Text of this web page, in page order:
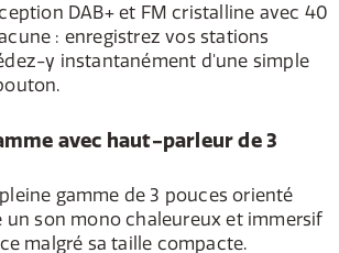
DAB+ et FM cristalline avec 40
: enregistrez vos stations
y instantanément d'une simple
avec haut-parleur de 3
gamme de 3 pouces orienté
un son mono chaleureux et immersif
malgré sa taille compacte.